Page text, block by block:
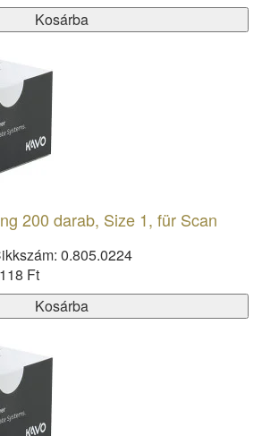
Kosárba
200 darab, Size 1, für Scan
0.805.0224
Ft
Kosárba